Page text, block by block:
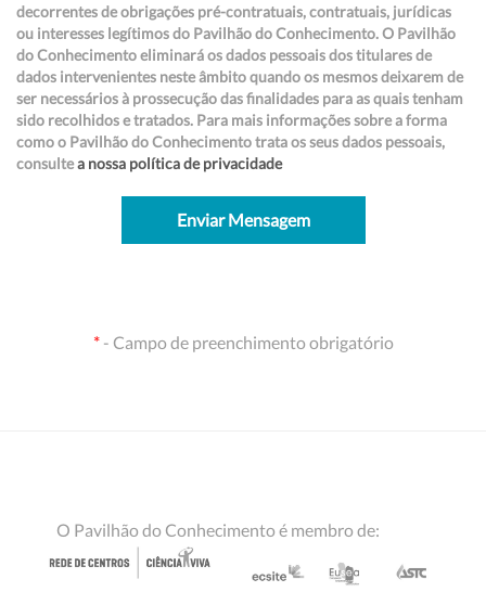
decorrentes de obrigações pré-contratuais, contratuais, jurídicas
ou interesses legítimos do Pavilhão do Conhecimento. O Pavilhão
do Conhecimento eliminará os dados pessoais dos titulares de
dados intervenientes neste âmbito quando os mesmos deixarem de
ser necessários à prossecução das finalidades para as quais tenham
sido recolhidos e tratados. Para mais informações sobre a forma
como o Pavilhão do Conhecimento trata os seus dados pessoais,
consultea nossa política de privacidade
Enviar Mensagem
*- Campo de preenchimento obrigatório
O Pavilhão do Conhecimento é membro de: